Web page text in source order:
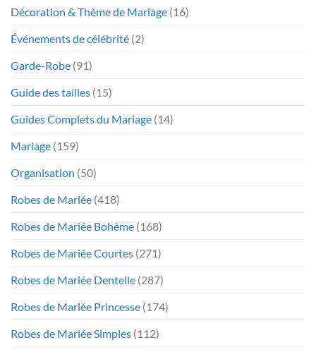
Décoration & Thème de Mariage (16)
Événements de célébrité (2)
Garde-Robe (91)
Guide des tailles (15)
Guides Complets du Mariage (14)
Mariage (159)
Organisation (50)
Robes de Mariée (418)
Robes de Mariée Bohème (168)
Robes de Mariée Courtes (271)
Robes de Mariée Dentelle (287)
Robes de Mariée Princesse (174)
Robes de Mariée Simples (112)